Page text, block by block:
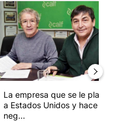
"Milei despidió a Jorge
artículo de tendencia con
La empresa que se le plantó
a Estados Unidos y hace
neg...